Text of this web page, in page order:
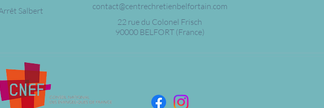
Salbert
contact@centrechretienbelfortain.com
22 rue du Colonel Frisch
90000 BELFORT (France)